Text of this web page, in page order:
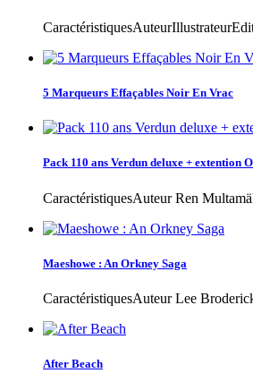
5 Marqueurs Effaçables Noir En Vrac
Pack 110 ans Verdun deluxe + extention
CaractéristiquesAuteur Ren
Maeshowe : An Orkney Saga
CaractéristiquesAuteur Lee
After Beach